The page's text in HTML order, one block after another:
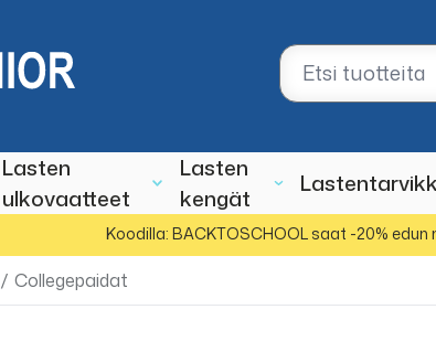
Lasten
ulkovaatteet
Lasten
kengät
Koodilla: BACKTOSCHOOL saat -20%
/ Collegepaidat